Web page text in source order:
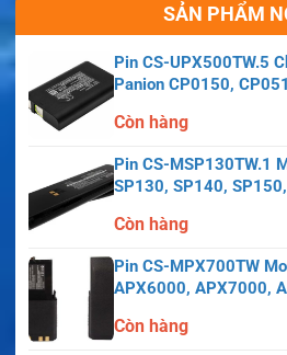
SẢN PHẨM
Pin CS-UPX500TW.5
Panion CP0150,
Còn hàng
Pin CS-MSP130TW.1
SP130, SP140,
Còn hàng
Pin CS-MPX700TW
APX6000, APX7000,
Còn hàng